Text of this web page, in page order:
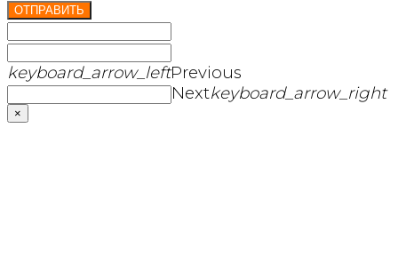
ОТПРАВИТЬ
keyboard_arrow_leftPrevious
Nextkeyboard_arrow_right
×